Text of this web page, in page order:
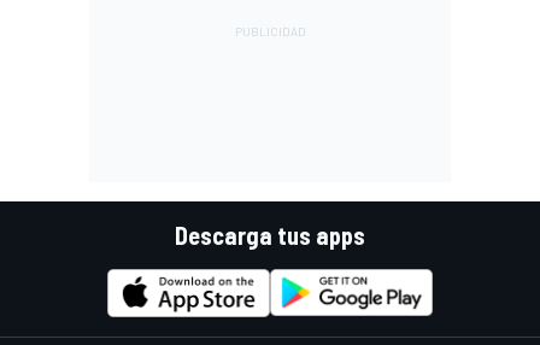
Descarga tus apps